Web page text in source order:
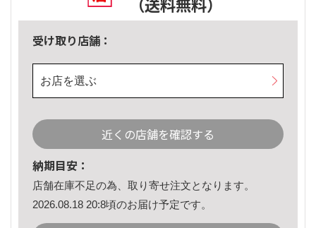
受け取り店舗：
お店を選ぶ
近くの店舗を確認する
納期目安：
店舗在庫不足の為、取り寄せ注文となります。
2026.08.18 20:8頃のお届け予定です。